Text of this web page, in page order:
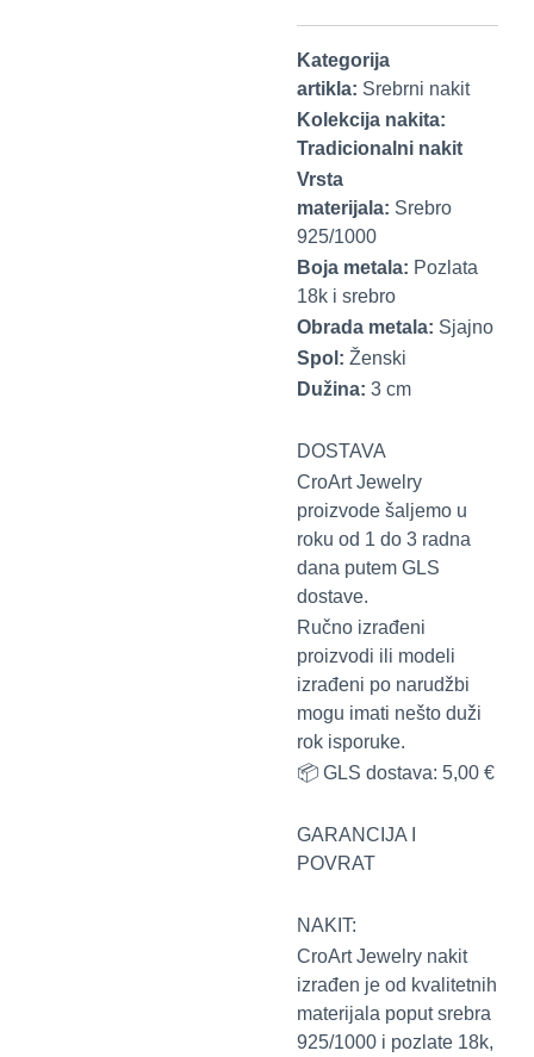
Kategorija
artikla: Srebrni nakit
Kolekcija nakita:
Tradicionalni nakit
Vrsta
materijala: Srebro
925/1000
Boja metala: Pozlata
18k i srebro
Obrada metala: Sjajno
Spol: Ženski
Dužina: 3 cm
DOSTAVA
CroArt Jewelry
proizvode šaljemo u
roku od 1 do 3 radna
dana putem GLS
dostave.
Ručno izrađeni
proizvodi ili modeli
izrađeni po narudžbi
mogu imati nešto duži
rok isporuke.
📦 GLS dostava: 5,00 €
GARANCIJA I
POVRAT
NAKIT:
CroArt Jewelry nakit
izrađen je od kvalitetnih
materijala poput srebra
925/1000 i pozlate 18k,